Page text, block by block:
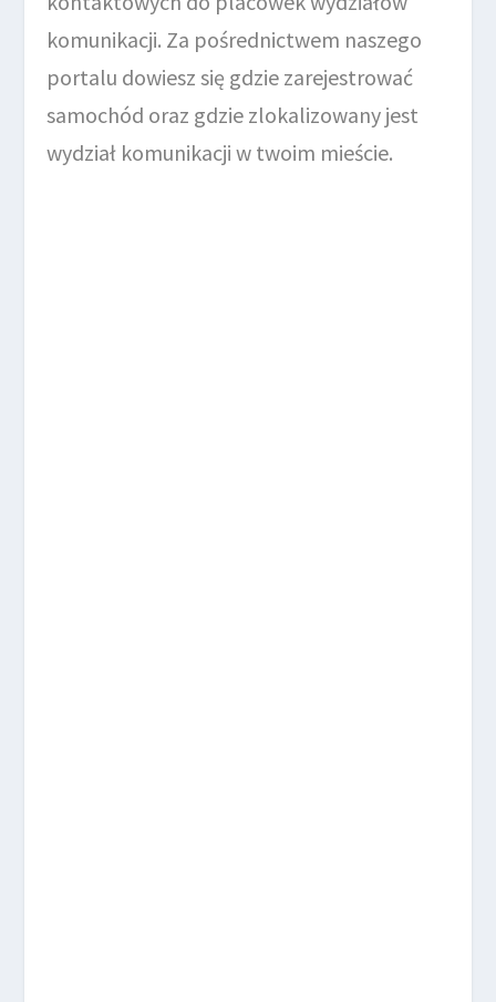
komunikacji. Za pośrednictwem naszego
portalu dowiesz się gdzie zarejestrować
samochód oraz gdzie zlokalizowany jest
wydział komunikacji w twoim mieście.